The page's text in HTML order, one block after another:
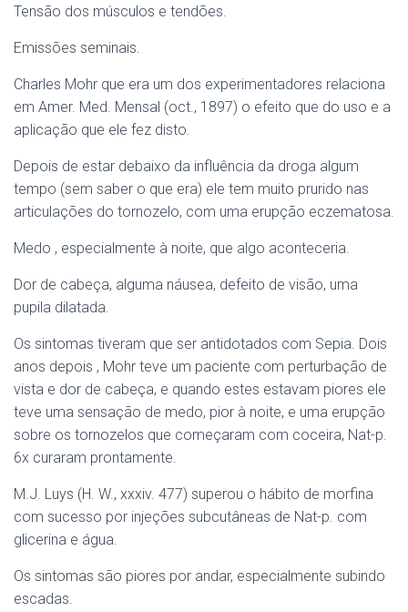
Tensão dos músculos e tendões.
Emissões seminais.
Charles Mohr que era um dos experimentadores relaciona
em Amer. Med. Mensal (oct., 1897) o efeito que do uso e a
aplicação que ele fez disto.
Depois de estar debaixo da influência da droga algum
tempo (sem saber o que era) ele tem muito prurido nas
articulações do tornozelo, com uma erupção eczematosa.
Medo , especialmente à noite, que algo aconteceria.
Dor de cabeça, alguma náusea, defeito de visão, uma
pupila dilatada.
Os sintomas tiveram que ser antidotados com Sepia. Dois
anos depois , Mohr teve um paciente com perturbação de
vista e dor de cabeça, e quando estes estavam piores ele
teve uma sensação de medo, pior à noite, e uma erupção
sobre os tornozelos que começaram com coceira, Nat-p.
6x curaram prontamente.
M.J. Luys (H. W., xxxiv. 477) superou o hábito de morfina
com sucesso por injeções subcutâneas de Nat-p. com
glicerina e água.
Os sintomas são piores por andar, especialmente subindo
escadas.